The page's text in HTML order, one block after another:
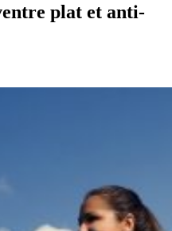
plat et anti-